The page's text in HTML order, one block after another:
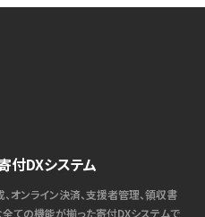
付DXシステム
オンライン決済、支援者管理、領収書
ての機能が揃った寄付DXシステムで